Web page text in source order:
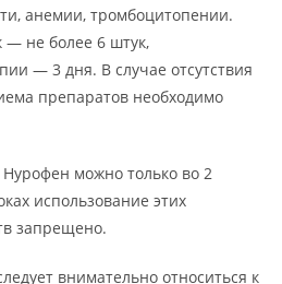
анемии, тромбоцитопении.
— не более 6 штук,
— 3 дня. В случае отсутствия
препаратов необходимо
можно только во 2
использование этих
запрещено.
внимательно относиться к